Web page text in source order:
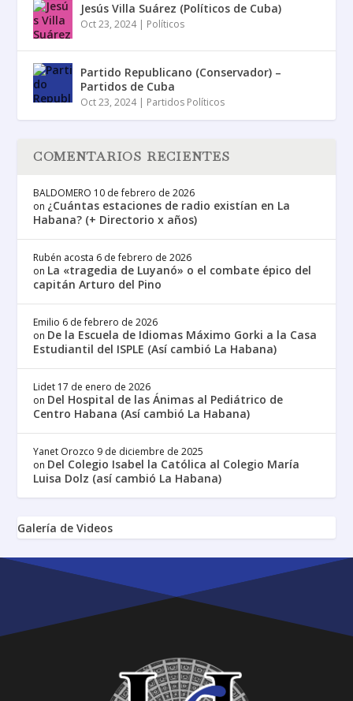
Jesús Villa Suárez (Políticos de Cuba)
Oct 23, 2024| Políticos
Partido Republicano (Conservador) –
Partidos de Cuba
Oct 23, 2024| Partidos Políticos
COMENTARIOS RECIENTES
BALDOMERO 10 de febrero de 2026
on ¿Cuántas estaciones de radio existían en La
Habana? (+ Directorio x años)
Rubén acosta 6 de febrero de 2026
on La «tragedia de Luyanó» o el combate épico del
capitán Arturo del Pino
Emilio 6 de febrero de 2026
on De la Escuela de Idiomas Máximo Gorki a la Casa
Estudiantil del ISPLE (Así cambió La Habana)
Lidet 17 de enero de 2026
on Del Hospital de las Ánimas al Pediátrico de
Centro Habana (Así cambió La Habana)
Yanet Orozco 9 de diciembre de 2025
on Del Colegio Isabel la Católica al Colegio María
Luisa Dolz (así cambió La Habana)
Galería de Videos